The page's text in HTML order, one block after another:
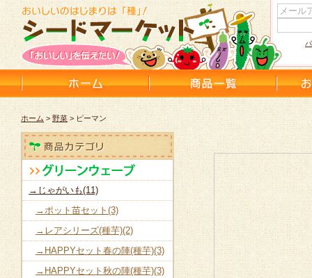
ホーム > 野菜> ピーマン
→じゃがいも(11)
→ポット苗セット(3)
→レアシリーズ(種芋)(2)
→HAPPYセット春の陣(種芋)(3)
→HAPPYセット秋の陣(種芋)(3)